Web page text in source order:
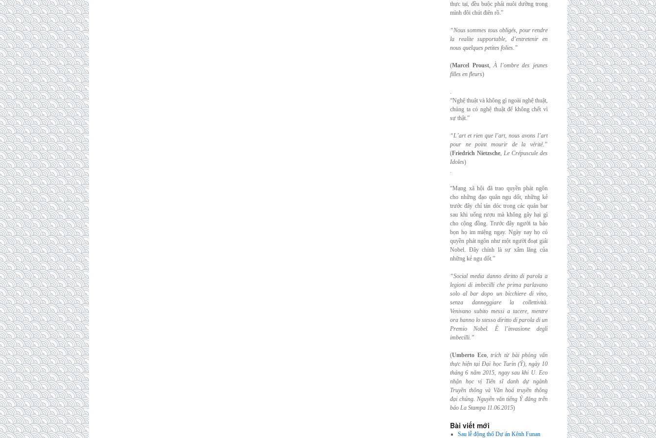
thực tại, đều buộc phải nuôi dưỡng trong
mình đôi chút điên rồ.”
“Nous sommes tous obligés, pour rendre
la realite supportable, d’entretenir en
nous quelques petites folies.”
(Marcel Proust,À l’ombre des jeunes
filles en fleurs)
.
“Nghệ thuật và không gì ngoài nghệ thuật,
chúng ta có nghệ thuật để không chết vì
sự thật.”
“L’art et rien que l’art, nous avons l’art
pour ne point mourir de la vérité.”
(Friedrich Nietzsche, Le Crépuscule des
Idoles)
.
“Mạng xã hội đã trao quyền phát ngôn
cho những đạo quân ngu dốt, những kẻ
trước đây chỉ tán dóc trong các quán bar
sau khi uống rượu mà không gây hại gì
cho cộng đồng. Trước đây người ta bảo
bọn họ im miệng ngay. Ngày nay họ có
quyền phát ngôn như một người đoạt giải
Nobel. Đây chính là sự xâm lăng của
những kẻ ngu dốt.”
“Social media danno diritto di parola a
legioni di imbecilli che prima parlavano
solo albar dopo un bicchiere di vino,
senza danneggiare la collettività.
Venivano subito messi a tacere, mentre
ora hanno lo stesso diritto di parola di un
Premio Nobel. È l’invasione degli
imbecilli.”
(Umberto Eco,trích từ bài phỏng vấn
thực hiện tại Đại học Turin (Ý), ngày 10
tháng 6 năm 2015, ngay sau khi U. Eco
nhận học vị Tiến sĩ danh dự ngành
Truyền thông và Văn hoá truyền thông
đại chúng. Nguyên văn tiếng Ý đăng trên
báo La Stampa 11.06.2015)
Bài viết mới
Sau lễ động thổ Dự án Kênh Funan